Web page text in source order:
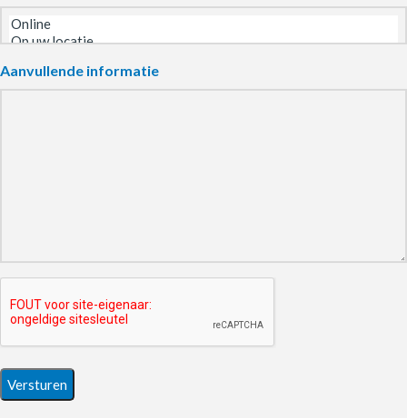
Aanvullende informatie